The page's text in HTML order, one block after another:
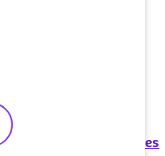
Körper nicht
gefährlich
Vorsicht bei Diabetes